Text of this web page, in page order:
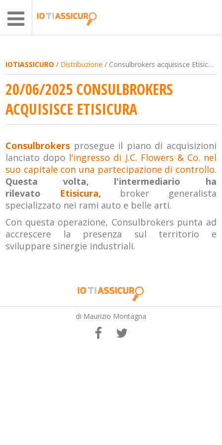
IOTIASSICURO / Distribuzione / Consulbrokers acquisisce Etisicura
20/06/2025 CONSULBROKERS
ACQUISISCE ETISICURA
Consulbrokers prosegue il piano di acquisizioni
lanciato dopo l'ingresso di J.C. Flowers & Co. nel
suo capitale con una partecipazione di controllo.
Questa volta, l'intermediario ha
rilevato
Etisicura, broker generalista
specializzato nei rami auto e belle arti.
Con questa operazione, Consulbrokers punta ad
accrescere la presenza sul territorio e
sviluppare sinergie industriali.
di Maurizio Montagna